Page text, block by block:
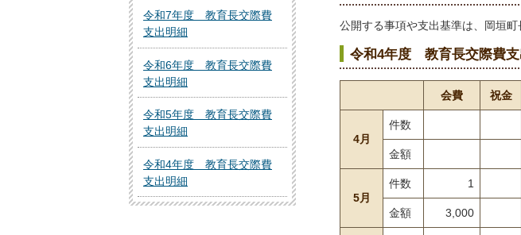
公開する事項や支出基準は、岡垣町
令和4年度 教育長交際費支
会費 祝金
4月
件数
金額
5月
件数 1
金額 3,000
令和7年度 教育長交際費
支出明細
令和6年度 教育長交際費
支出明細
令和5年度 教育長交際費
支出明細
令和4年度 教育長交際費
支出明細